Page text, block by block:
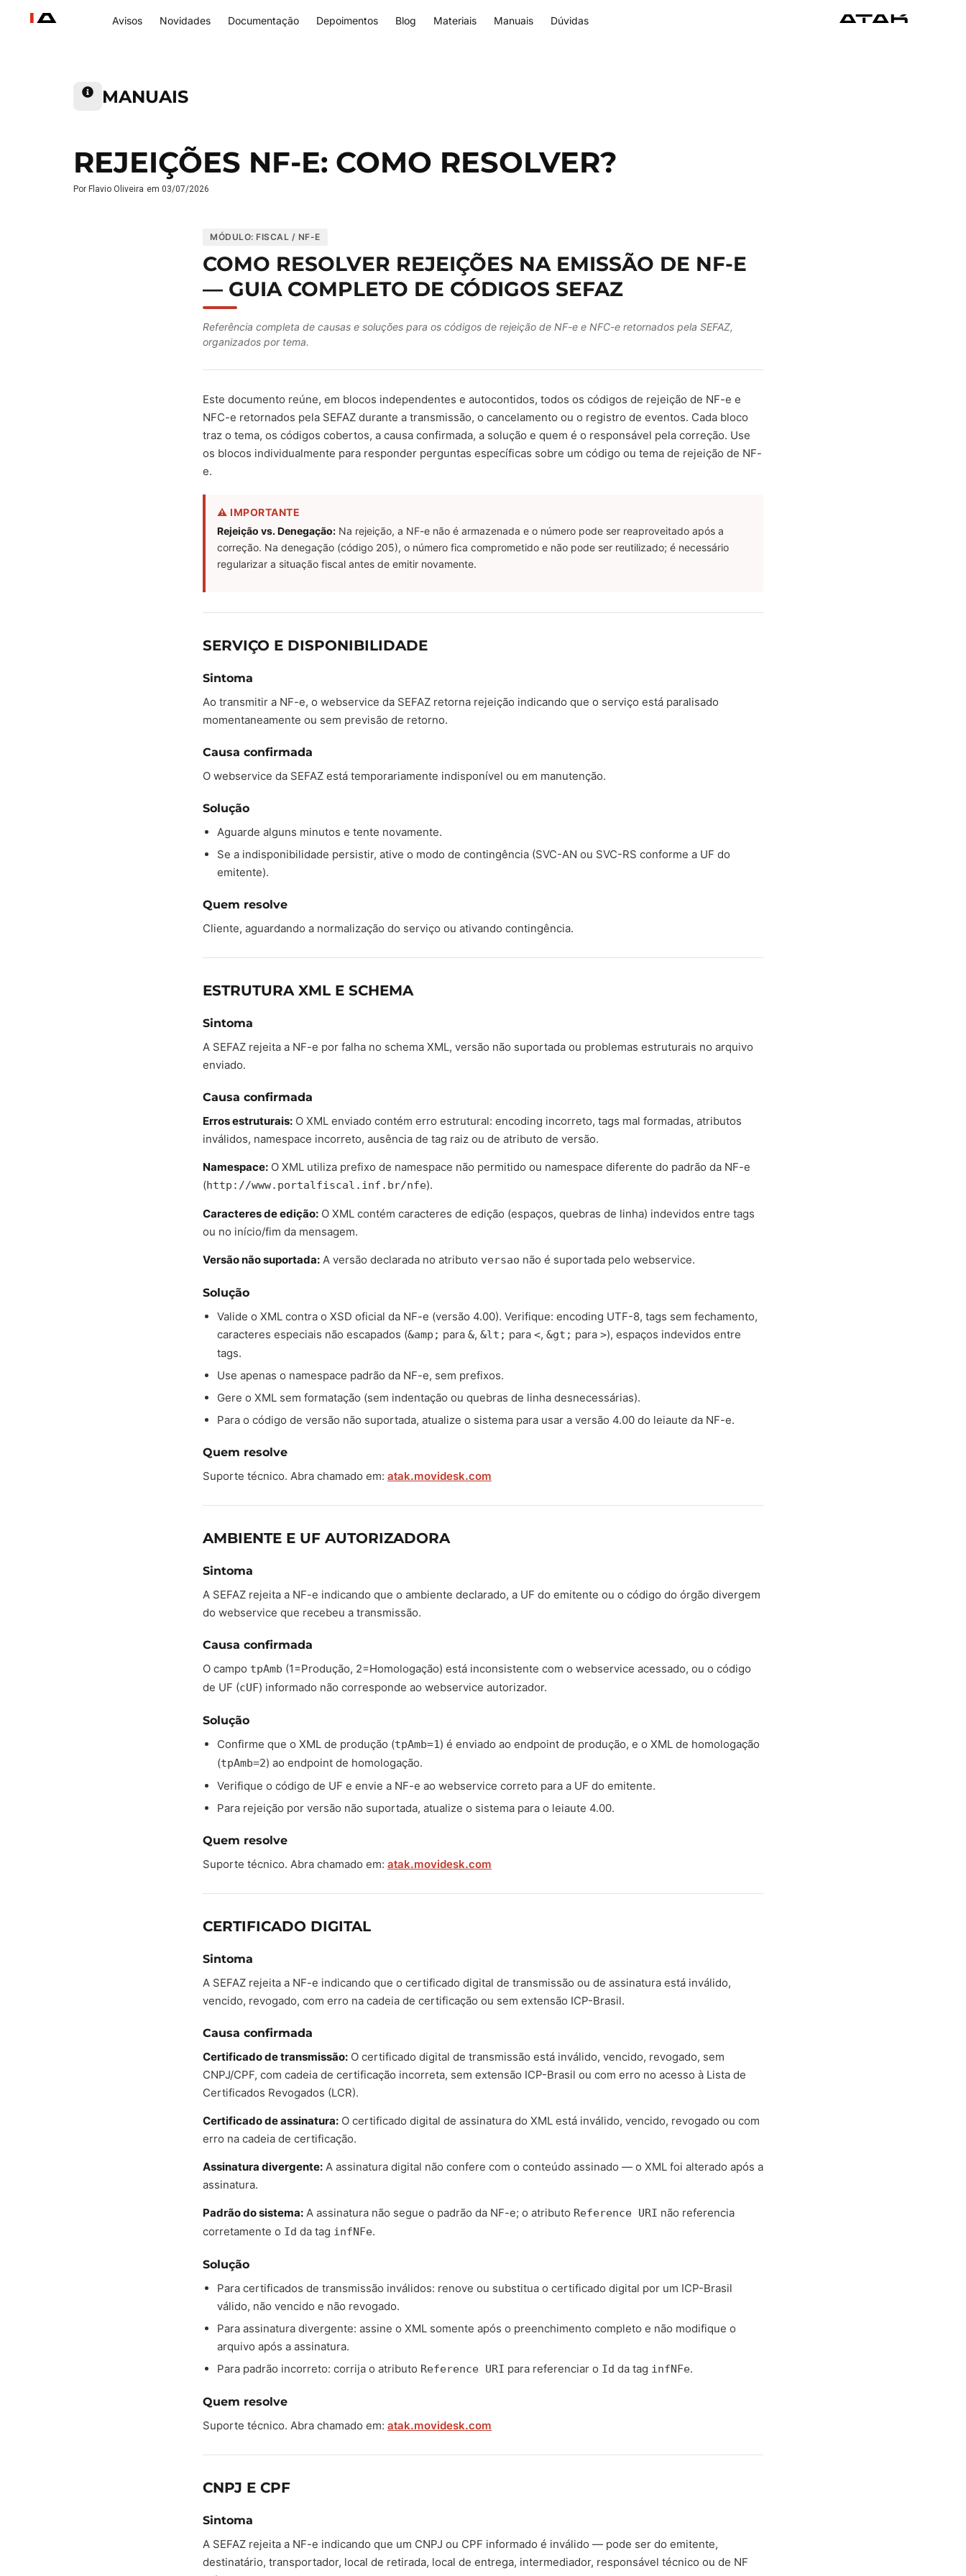
Avisos Novidades Documentação Depoimentos Blog Materiais Manuais Dúvidas
MANUAIS
REJEIÇÕES NF-E: COMO RESOLVER?
Por Flavio Oliveira em 03/07/2026
MÓDULO: FISCAL / NF-E
COMO RESOLVER REJEIÇÕES NA EMISSÃO DE NF-E
— GUIA COMPLETO DE CÓDIGOS SEFAZ
Referência completa de causas e soluções para os códigos de rejeição de NF-e e NFC-e retornados pela SEFAZ,
organizados por tema.
Este documento reúne, em blocos independentes e autocontidos, todos os códigos de rejeição de NF-e e
NFC-e retornados pela SEFAZ durante a transmissão, o cancelamento ou o registro de eventos. Cada bloco
traz o tema, os códigos cobertos, a causa confirmada, a solução e quem é o responsável pela correção. Use
os blocos individualmente para responder perguntas específicas sobre um código ou tema de rejeição de NF-
e.
⚠ IMPORTANTE
Rejeição vs. Denegação: Na rejeição, a NF-e não é armazenada e o número pode ser reaproveitado após a
correção. Na denegação (código 205), o número fica comprometido e não pode ser reutilizado; é necessário
regularizar a situação fiscal antes de emitir novamente.
SERVIÇO E DISPONIBILIDADE
Sintoma
Ao transmitir a NF-e, o webservice da SEFAZ retorna rejeição indicando que o serviço está paralisado
momentaneamente ou sem previsão de retorno.
Causa confirmada
O webservice da SEFAZ está temporariamente indisponível ou em manutenção.
Solução
Aguarde alguns minutos e tente novamente.
Se a indisponibilidade persistir, ative o modo de contingência (SVC-AN ou SVC-RS conforme a UF do
emitente).
Quem resolve
Cliente, aguardando a normalização do serviço ou ativando contingência.
ESTRUTURA XML E SCHEMA
Sintoma
A SEFAZ rejeita a NF-e por falha no schema XML, versão não suportada ou problemas estruturais no arquivo
enviado.
Causa confirmada
Erros estruturais: O XML enviado contém erro estrutural: encoding incorreto, tags mal formadas, atributos
inválidos, namespace incorreto, ausência de tag raiz ou de atributo de versão.
Namespace: O XML utiliza prefixo de namespace não permitido ou namespace diferente do padrão da NF-e
(http://www.portalfiscal.inf.br/nfe).
Caracteres de edição: O XML contém caracteres de edição (espaços, quebras de linha) indevidos entre tags
ou no início/fim da mensagem.
Versão não suportada: A versão declarada no atributo versao não é suportada pelo webservice.
Solução
Valide o XML contra o XSD oficial da NF-e (versão 4.00). Verifique: encoding UTF-8, tags sem fechamento,
caracteres especiais não escapados (&amp; para &, &lt; para <, &gt; para >), espaços indevidos entre
tags.
Use apenas o namespace padrão da NF-e, sem prefixos.
Gere o XML sem formatação (sem indentação ou quebras de linha desnecessárias).
Para o código de versão não suportada, atualize o sistema para usar a versão 4.00 do leiaute da NF-e.
Quem resolve
Suporte técnico. Abra chamado em: atak.movidesk.com
AMBIENTE E UF AUTORIZADORA
Sintoma
A SEFAZ rejeita a NF-e indicando que o ambiente declarado, a UF do emitente ou o código do órgão divergem
do webservice que recebeu a transmissão.
Causa confirmada
O campo tpAmb (1=Produção, 2=Homologação) está inconsistente com o webservice acessado, ou o código
de UF (cUF) informado não corresponde ao webservice autorizador.
Solução
Confirme que o XML de produção (tpAmb=1) é enviado ao endpoint de produção, e o XML de homologação
(tpAmb=2) ao endpoint de homologação.
Verifique o código de UF e envie a NF-e ao webservice correto para a UF do emitente.
Para rejeição por versão não suportada, atualize o sistema para o leiaute 4.00.
Quem resolve
Suporte técnico. Abra chamado em: atak.movidesk.com
CERTIFICADO DIGITAL
Sintoma
A SEFAZ rejeita a NF-e indicando que o certificado digital de transmissão ou de assinatura está inválido,
vencido, revogado, com erro na cadeia de certificação ou sem extensão ICP-Brasil.
Causa confirmada
Certificado de transmissão: O certificado digital de transmissão está inválido, vencido, revogado, sem
CNPJ/CPF, com cadeia de certificação incorreta, sem extensão ICP-Brasil ou com erro no acesso à Lista de
Certificados Revogados (LCR).
Certificado de assinatura: O certificado digital de assinatura do XML está inválido, vencido, revogado ou com
erro na cadeia de certificação.
Assinatura divergente: A assinatura digital não confere com o conteúdo assinado — o XML foi alterado após a
assinatura.
Padrão do sistema: A assinatura não segue o padrão da NF-e; o atributo Reference URI não referencia
corretamente o Id da tag infNFe.
Solução
Para certificados de transmissão inválidos: renove ou substitua o certificado digital por um ICP-Brasil
válido, não vencido e não revogado.
Para assinatura divergente: assine o XML somente após o preenchimento completo e não modifique o
arquivo após a assinatura.
Para padrão incorreto: corrija o atributo Reference URI para referenciar o Id da tag infNFe.
Quem resolve
Suporte técnico. Abra chamado em: atak.movidesk.com
CNPJ E CPF
Sintoma
A SEFAZ rejeita a NF-e indicando que um CNPJ ou CPF informado é inválido — pode ser do emitente,
destinatário, transportador, local de retirada, local de entrega, intermediador, responsável técnico ou de NF